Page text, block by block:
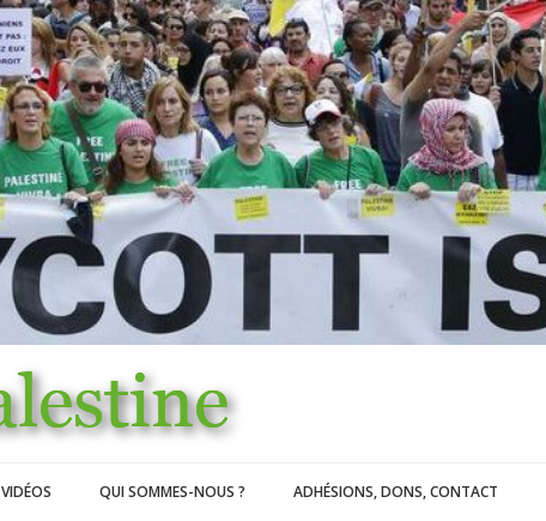
VIDÉOS QUI SOMMES-NOUS ? ADHÉSIONS, DONS, CONTACT